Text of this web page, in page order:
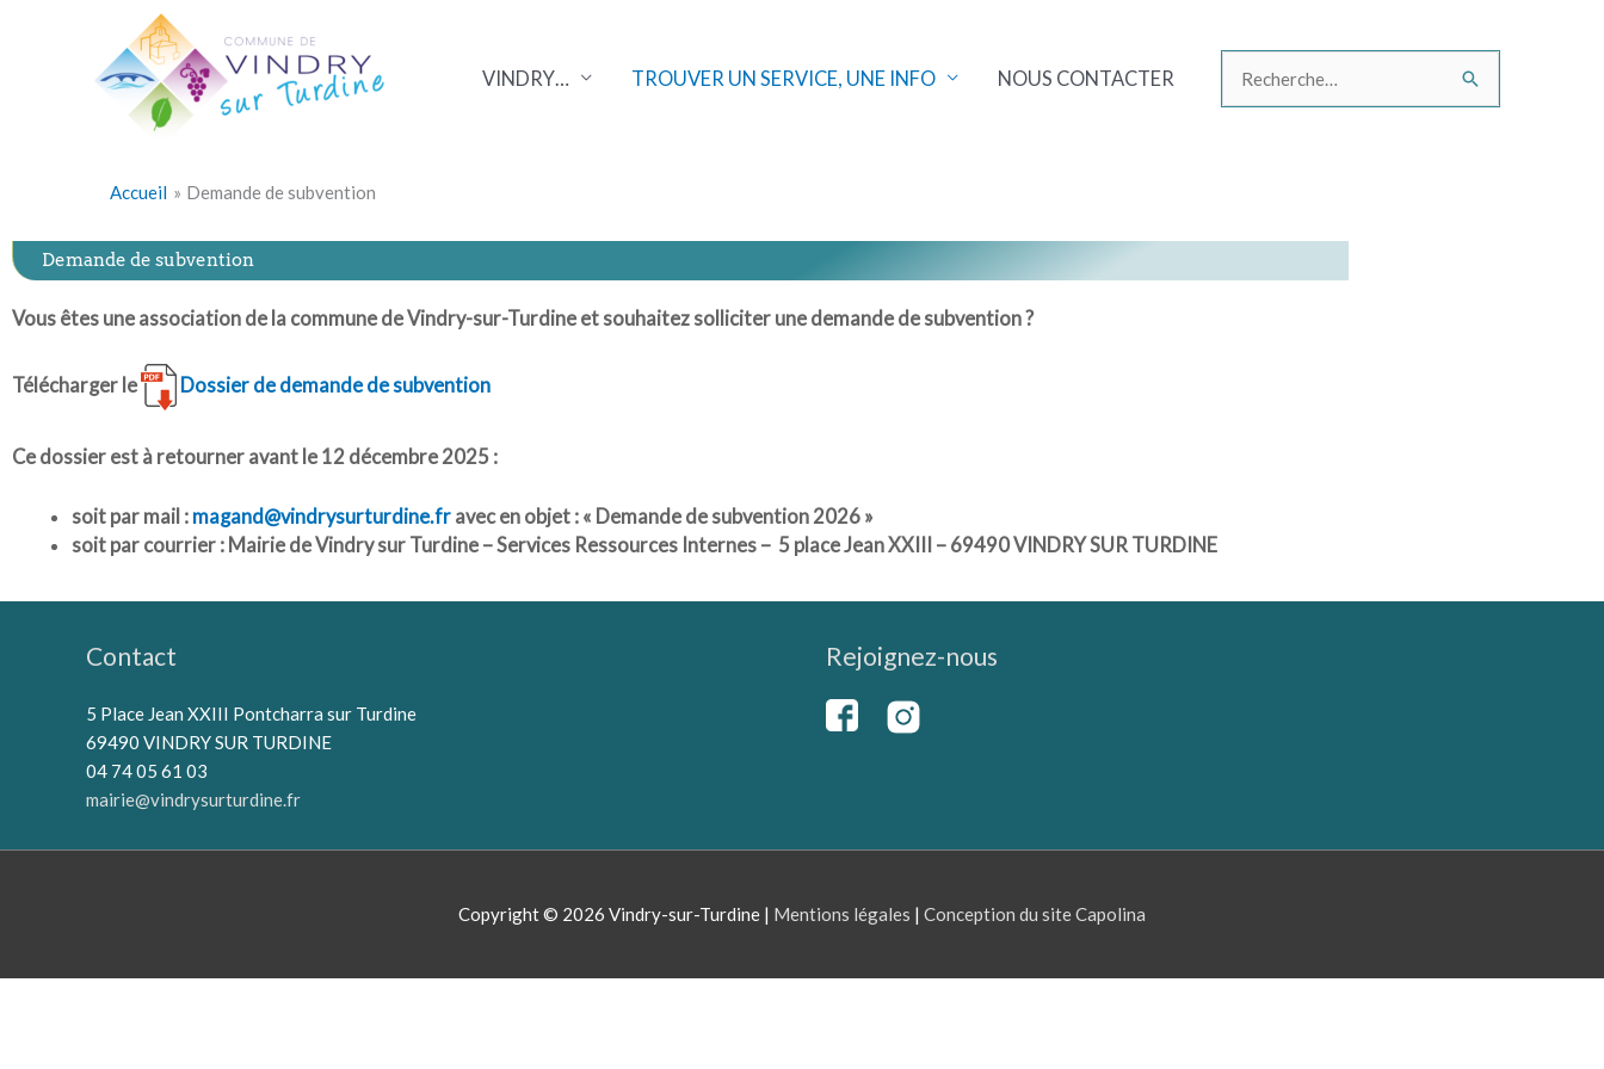
VINDRY… TROUVER UN SERVICE, UNE INFO NOUS CONTACTER Rechercher :
Accueil Demande de subvention
Demande de subvention
Vous êtes une association de la commune de Vindry-sur-Turdine et souhaitez solliciter une demande de subvention ?
Télécharger le Dossier de demande de subvention
Ce dossier est à retourner avant le 12 décembre 2025 :
soit par mail : magand@vindrysurturdine.fravec en objet : « Demande de subvention 2026 »
soit par courrier : Mairie de Vindry sur Turdine – Services Ressources Internes – 5 place Jean XXIII – 69490 VINDRY SUR TURDINE
Contact
5 Place Jean XXIII Pontcharra sur Turdine
69490 VINDRY SUR TURDINE
04 74 05 61 03
mairie@vindrysurturdine.fr
Rejoignez-nous
Copyright © 2026 Vindry-sur-Turdine | Mentions légales | Conception du site Capolina